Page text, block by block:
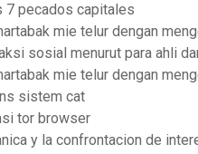
7 pecados capitales
mie telur dengan
sosial menurut para ahli
mie telur dengan
sistem cat
tor browser
y la confrontacion de